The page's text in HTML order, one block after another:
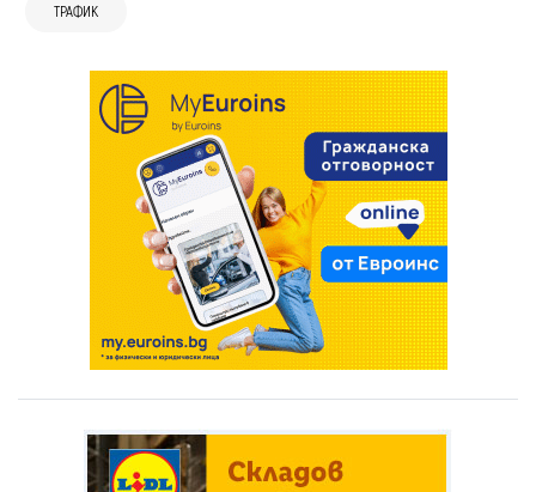
ТРАФИК